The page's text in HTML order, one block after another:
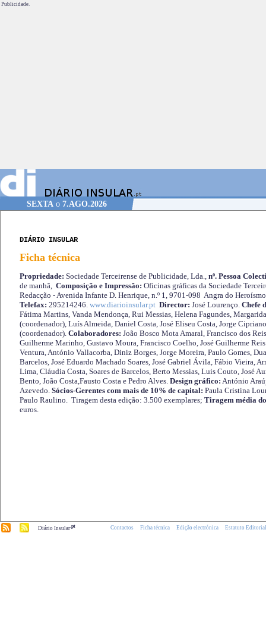
Publicidade.
SEXTA o 7.AGO.2026
DIÁRIO INSULAR
Ficha técnica
Propriedade: Sociedade Terceirense de Publicidade, Lda., nº. Pessoa
de manhã, Composição e Impressão: Oficinas gráficas da Sociedade
Redacção - Avenida Infante D. Henrique, n.º 1, 9701-098 Angra do
Telefax: 295214246. www.diarioinsular.pt Director: José Lourenço. Chefe
Fátima Martins, Vanda Mendonça, Rui Messias, Helena Fagundes,
(coordenador), Luís Almeida, Daniel Costa, José Eliseu Costa, Jorge
(coordenador). Colaboradores: João Bosco Mota Amaral, Francisco dos
Guilherme Marinho, Gustavo Moura, Francisco Coelho, José Guilherme
Ventura, António Vallacorba, Diniz Borges, Jorge Moreira, Paulo Gomes,
Barcelos, José Eduardo Machado Soares, José Gabriel Ávila, Fábio Vieira,
Lima, Cláudia Costa, Soares de Barcelos, Berto Messias, Luis Couto, José
Bento, João Costa,Fausto Costa e Pedro Alves. Design gráfico: António
Azevedo. Sócios-Gerentes com mais de 10% de capital: Paula Cristina
Paulo Raulino. Tiragem desta edição: 3.500 exemplares; Tiragem média
euros.
Diário Insular.pt Contactos Ficha técnica Edição electrónica Estatuto Editorial